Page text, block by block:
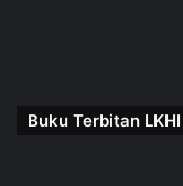
Buku Terbitan LKHI